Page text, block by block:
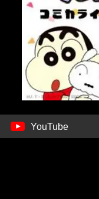
YouTube